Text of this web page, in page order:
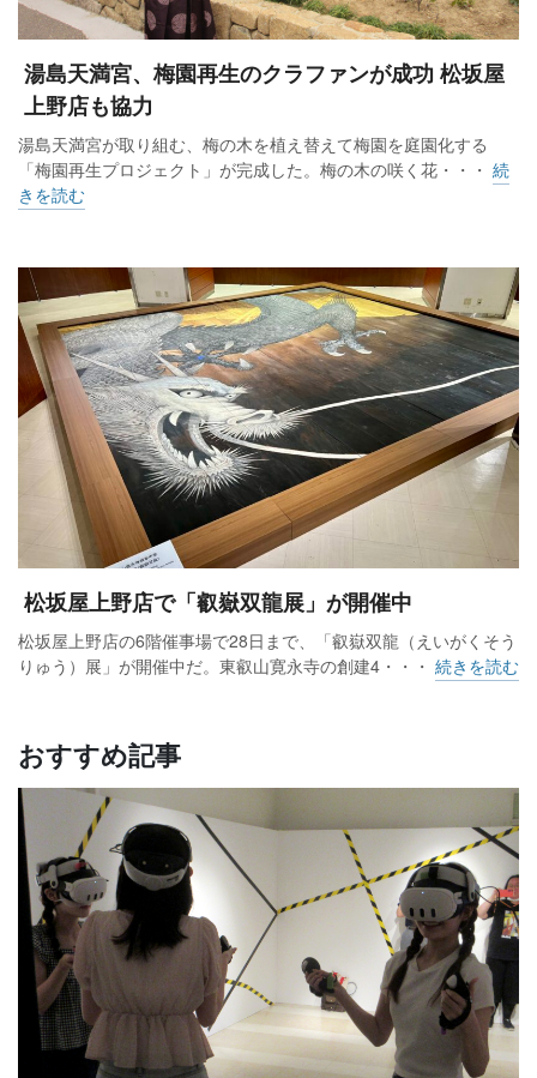
湯島天満宮、梅園再生のクラファンが成功 松坂屋
上野店も協力
湯島天満宮が取り組む、梅の木を植え替えて梅園を庭園化する
「梅園再生プロジェクト」が完成した。梅の木の咲く花・・・ 続
きを読む
松坂屋上野店で「叡嶽双龍展」が開催中
松坂屋上野店の6階催事場で28日まで、「叡嶽双龍（えいがくそう
りゅう）展」が開催中だ。東叡山寛永寺の創建4・・・ 続きを読む
おすすめ記事